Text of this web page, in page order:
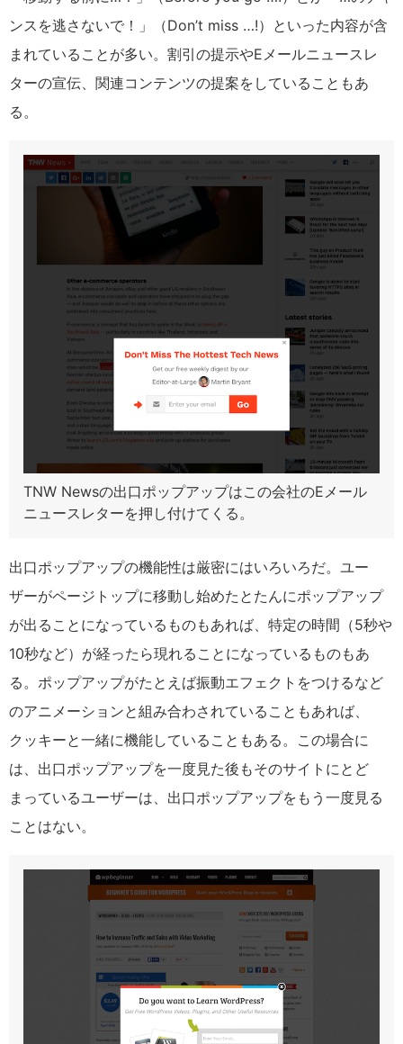
ンスを逃さないで！」（Don’t miss …!）といった内容が含
まれていることが多い。割引の提示やEメールニュースレ
ターの宣伝、関連コンテンツの提案をしていることもあ
る。
TNW Newsの出口ポップアップはこの会社のEメール
ニュースレターを押し付けてくる。
出口ポップアップの機能性は厳密にはいろいろだ。ユー
ザーがページトップに移動し始めたとたんにポップアップ
が出ることになっているものもあれば、特定の時間（5秒や
10秒など）が経ったら現れることになっているものもあ
る。ポップアップがたとえば振動エフェクトをつけるなど
のアニメーションと組み合わされていることもあれば、
クッキーと一緒に機能していることもある。この場合に
は、出口ポップアップを一度見た後もそのサイトにとど
まっているユーザーは、出口ポップアップをもう一度見る
ことはない。